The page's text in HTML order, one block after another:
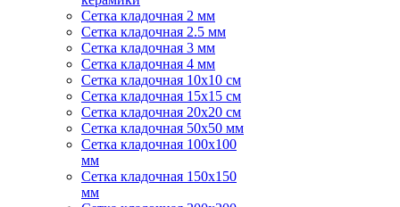
Сетка кладочная 2 мм
Сетка кладочная 2.5 мм
Сетка кладочная 3 мм
Сетка кладочная 4 мм
Сетка кладочная 10x10 см
Сетка кладочная 15x15 см
Сетка кладочная 20x20 см
Сетка кладочная 50x50 мм
Сетка кладочная 100x100
мм
Сетка кладочная 150x150
мм